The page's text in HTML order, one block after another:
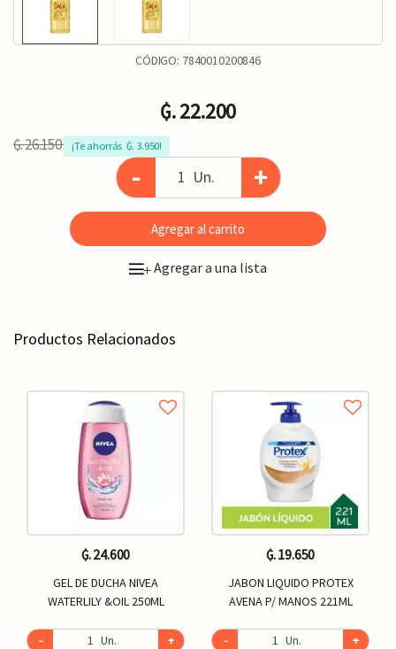
CÓDIGO: 7840010200846
₲. 22.200
₲. 26.150 ¡Te ahorrás  ₲. 3.950!
- Un. +
Agregar al carrito
+Agregar a una lista
Productos Relacionados
₲. 24.600
GEL DE DUCHA NIVEA
WATERLILY &OIL 250ML
- Un. +
₲. 19.650
JABON LIQUIDO PROTEX
AVENA P/ MANOS 221ML
- Un. +